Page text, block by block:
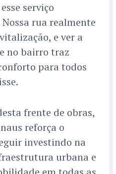
serviço
rua realmente
e ver a
no bairro traz
para todos
frente de obras,
reforça o
investindo na
urbana e